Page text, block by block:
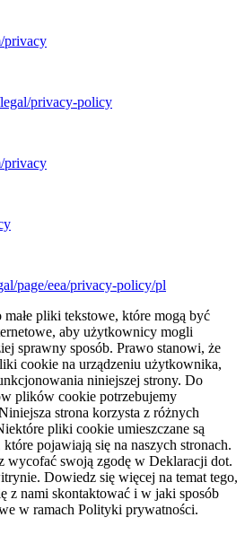
privacy
privacy-policy
privacy
page/eea/privacy-policy/pl
pliki tekstowe, które mogą być
aby użytkownicy mogli
sprawny sposób. Prawo stanowi, że
cookie na urządzeniu użytkownika,
niniejszej strony. Do
plików cookie potrzebujemy
strona korzysta z różnych
pliki cookie umieszczane są
pojawiają się na naszych stronach.
wycofać swoją zgodę w Deklaracji dot.
Dowiedz się więcej na temat tego,
z nami skontaktować i w jaki sposób
w ramach Polityki prywatności.